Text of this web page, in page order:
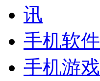
手机软
手机游